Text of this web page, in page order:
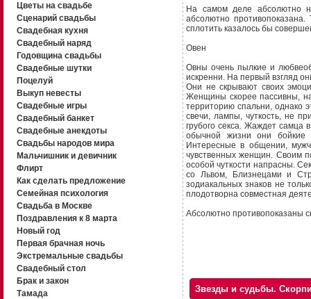
Цветы на свадьбе
Сценарий свадьбы
Свадебная кухня
Свадебный наряд
Годовщина свадьбы
Свадебные шутки
Поцелуй
Выкуп невесты
Свадебные игры
Свадебный банкет
Свадебные анекдоты
Свадьбы народов мира
Мальчишник и девичник
Флирт
Как сделать предложение
Семейная психология
Свадьба в Москве
Поздравления к 8 марта
Новый год
Первая брачная ночь
Экстремальные свадьбы
Свадебный стол
Брак и закон
Тамада
На самом деле абсолютно
абсолютно
сплотить казалось бы
Овен
Овны очень пылкие и
искренни. На первый взгляд
Они не скрывают своих
Женщины скорее пассивны,
территорию спальни, однако
свечи, лампы, чуткость, не
грубого секса. Жаждет самца
обычной жизни они бойкие
Интересные в общении,
чувственных женщин. Своим
особой чуткости напрасны.
со Львом, Близнецами и
зодиакальных знаков не
плодотворна совместная
Абсолютно противопоказаны
Звезды и судьбы.